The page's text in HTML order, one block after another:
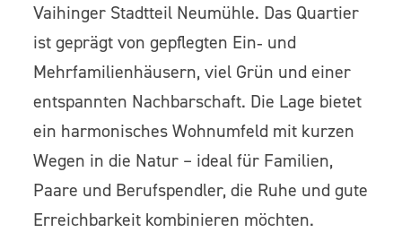
Vaihinger Stadtteil Neumühle. Das Quartier
ist geprägt von gepflegten Ein‑ und
Mehrfamilienhäusern, viel Grün und einer
entspannten Nachbarschaft. Die Lage bietet
ein harmonisches Wohnumfeld mit kurzen
Wegen in die Natur – ideal für Familien,
Paare und Berufspendler, die Ruhe und gute
Erreichbarkeit kombinieren möchten.